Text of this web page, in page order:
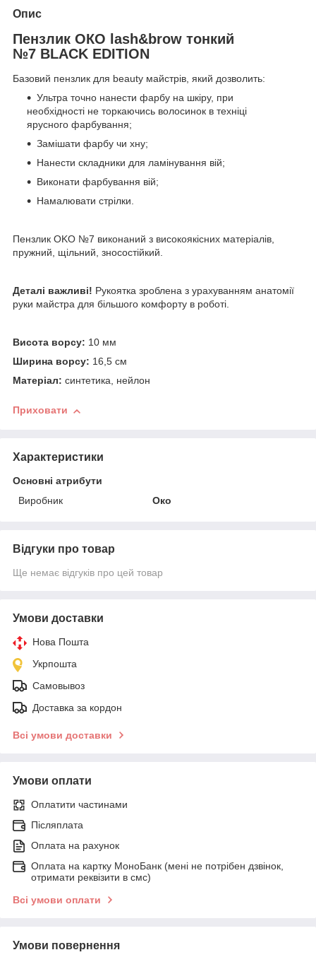
Опис
Пензлик ОКО lash&brow тонкий
№7 BLACK EDITION
Базовий пензлик для beauty майстрів, який дозволить:
Ультра точно нанести фарбу на шкіру, при
необхідності не торкаючись волосинок в техніці
ярусного фарбування;
Замішати фарбу чи хну;
Нанести складники для ламінування вій;
Виконати фарбування вій;
Намалювати стрілки.
Пензлик OKO №7 виконаний з високоякісних матеріалів,
пружний, щільний, зносостійкий.
Деталі важливі! Рукоятка зроблена з урахуванням анатомії
руки майстра для більшого комфорту в роботі.
Висота ворсу: 10 мм
Ширина ворсу: 16,5 см
Матеріал: синтетика, нейлон
Приховати
Характеристики
Основні атрибути
Виробник
Око
Відгуки про товар
Ще немає відгуків про цей товар
Умови доставки
Нова Пошта
Укрпошта
Самовывоз
Доставка за кордон
Всі умови доставки
Умови оплати
Оплатити частинами
Післяплата
Оплата на рахунок
Оплата на картку МоноБанк (мені не потрібен дзвінок,
отримати реквізити в смс)
Всі умови оплати
Умови повернення